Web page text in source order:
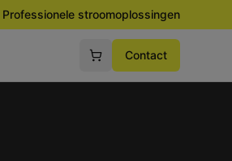
Professionele stroomoplossingen
Contact